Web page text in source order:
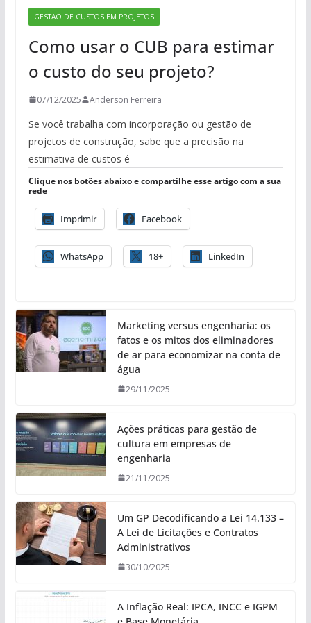
GESTÃO DE CUSTOS EM PROJETOS
Como usar o CUB para estimar
o custo do seu projeto?
07/12/2025 Anderson Ferreira
Se você trabalha com incorporação ou gestão de
projetos de construção, sabe que a precisão na
estimativa de custos é
Clique nos botões abaixo e compartilhe esse artigo com a sua
rede
Imprimir Facebook
WhatsApp 18+ LinkedIn
Marketing versus engenharia: os
fatos e os mitos dos eliminadores
de ar para economizar na conta de
água
29/11/2025
Ações práticas para gestão de
cultura em empresas de
engenharia
21/11/2025
Um GP Decodificando a Lei 14.133 –
A Lei de Licitações e Contratos
Administrativos
30/10/2025
A Inflação Real: IPCA, INCC e IGPM